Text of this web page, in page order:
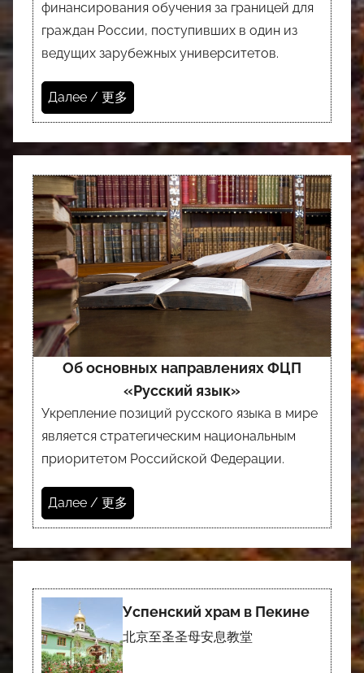
финансирования обучения за границей для
граждан России, поступивших в один из
ведущих зарубежных университетов.
Далее / 更多
Об основных направлениях ФЦП
«Русский язык»
Укрепление позиций русского языка в мире
является стратегическим национальным
приоритетом Российской Федерации.
Далее / 更多
Успенский храм в Пекине
北京至圣圣母安息教堂